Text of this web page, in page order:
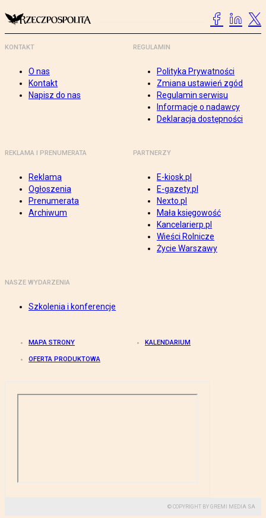
KONTAKT
O nas
Kontakt
Napisz do nas
REGULAMIN
Polityka Prywatności
Zmiana ustawień zgód
Regulamin serwisu
Informacje o nadawcy
Deklaracja dostępności
REKLAMA I PRENUMERATA
Reklama
Ogłoszenia
Prenumerata
Archiwum
PARTNERZY
E-kiosk.pl
E-gazety.pl
Nexto.pl
Mała księgowość
Kancelarierp.pl
Wieści Rolnicze
Życie Warszawy
NASZE WYDARZENIA
Szkolenia i konferencje
MAPA STRONY KALENDARIUM
OFERTA PRODUKTOWA
© COPYRIGHT BY GREMI MEDIA SA